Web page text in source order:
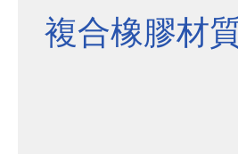
複合橡膠材